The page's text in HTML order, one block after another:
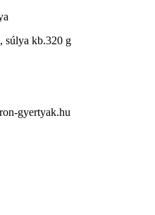
súlya kb.320 g
gyertyak.hu